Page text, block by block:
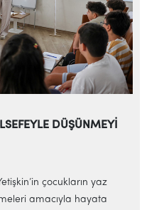
DÜŞÜNMEYİ
çocukların yaz
amacıyla hayata